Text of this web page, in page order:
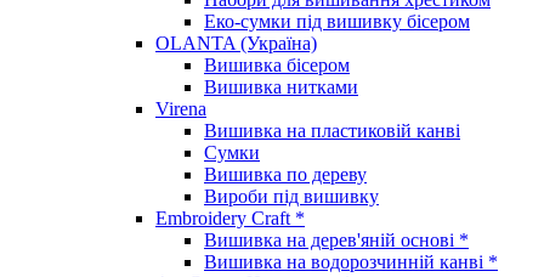
Еко-сумки під вишивку бісером
OLANTA (Україна)
Вишивка бісером
Вишивка нитками
Virena
Вишивка на пластиковій канві
Сумки
Вишивка по дереву
Вироби під вишивку
Embroidery Craft *
Вишивка на дерев'яній основі *
Вишивка на водорозчинній канві *